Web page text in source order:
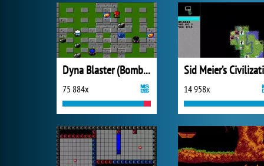
Dyna Blaster (Bomberman)
75 884x 14 958x